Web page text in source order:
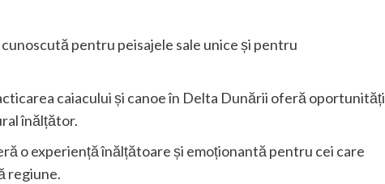
pentru peisajele sale unice și pentru
caiacului și canoe în Delta Dunării oferă oportunități
înălțător.
o experiență înălțătoare și emoționantă pentru cei care
regiune.